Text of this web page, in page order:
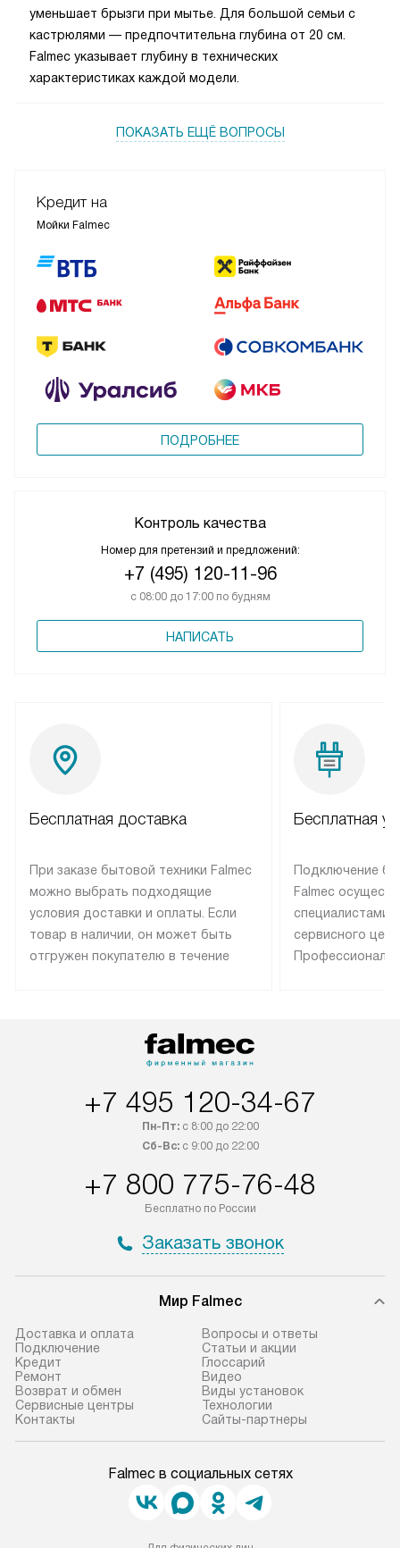
уменьшает брызги при мытье. Для большой семьи с
кастрюлями — предпочтительна глубина от 20 см.
Falmec указывает глубину в технических
характеристиках каждой модели.
ПОКАЗАТЬ ЕЩЁ ВОПРОСЫ
Кредит на
Мойки Falmec
ПОДРОБНЕЕ
Контроль качества
Номер для претензий и предложений:
+7 (495) 120-11-96
с 08:00 до 17:00 по будням
НАПИСАТЬ
Бесплатная доставка
При заказе бытовой техники Falmec
можно выбрать подходящие
условия доставки и оплаты. Если
товар в наличии, он может быть
отгружен покупателю в течение
оплачивается дополнительно.
Возможна доставка товаров по
Бесплатная
Подключение
Falmec
специалистами
сервисного
+7 495 120-34-67
Пн-Пт:с 8:00 до 22:00
Сб-Вс:с 9:00 до 22:00
+7 800 775-76-48
Бесплатно по России
Заказать звонок
Мир Falmec
Доставка и оплата
Подключение
Кредит
Ремонт
Возврат и обмен
Сервисные центры
Контакты
Вопросы и ответы
Статьи и акции
Глоссарий
Видео
Виды установок
Технологии
Сайты-партнеры
Falmec в социальных сетях